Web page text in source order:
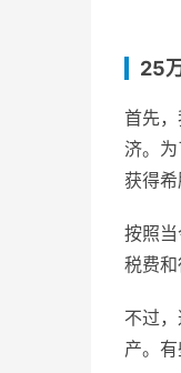
25
首先
济。
获得
按照
税费
不过
产。